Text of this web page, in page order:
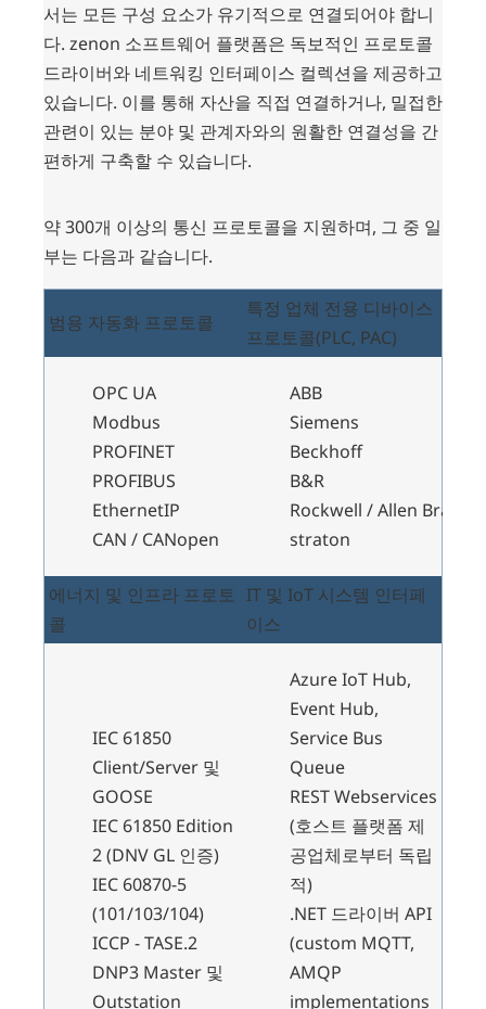
서는 모든 구성 요소가 유기적으로 연결되어야 합니
다. zenon 소프트웨어 플랫폼은 독보적인 프로토콜
드라이버와 네트워킹 인터페이스 컬렉션을 제공하고
있습니다. 이를 통해 자산을 직접 연결하거나, 밀접한
관련이 있는 분야 및 관계자와의 원활한 연결성을 간
편하게 구축할 수 있습니다.
약 300개 이상의 통신 프로토콜을 지원하며, 그 중 일
부는 다음과 같습니다.
범용 자동화 프로토콜
특정 업체 전용 디바이스
프로토콜(PLC, PAC)
OPC UA
Modbus
PROFINET
PROFIBUS
EthernetIP
CAN / CANopen
ABB
Siemens
Beckhoff
B&R
Rockwell / Allen Bradley
straton
에너지 및 인프라 프로토
콜
IT 및 IoT 시스템 인터페
이스
IEC 61850
Client/Server 및
GOOSE
IEC 61850 Edition
2 (DNV GL 인증)
IEC 60870-5
(101/103/104)
ICCP - TASE.2
DNP3 Master 및
Outstation
Azure IoT Hub,
Event Hub,
Service Bus
Queue
REST Webservices
(호스트 플랫폼 제
공업체로부터 독립
적)
.NET 드라이버 API
(custom MQTT,
AMQP
implementations